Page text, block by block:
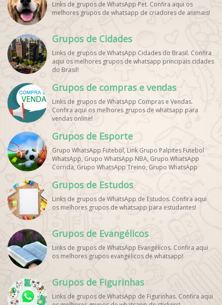
Links de grupos de WhatsApp Pet. Confira aqui os
melhores grupos de whatsapp de criadores de animais!
Grupos de Cidades
Links de grupos de WhatsApp Cidades do Brasil. Confira
aqui os melhores grupos de whatsapp principais cidades
do Brasil!
Grupos de compras e vendas
Links de grupos de WhatsApp Compras e Vendas.
Confira aqui os melhores grupos de whatsapp para
vendas online!
Grupos de Esporte
Grupo WhatsApp Futebol, Link Grupo Palpites Futebol
WhatsApp, Grupo WhatsApp NBA, Grupo WhatsApp
Corrida, Grupo WhatsApp Treino, Grupo WhatsApp
WhatsApp, Grupo de Torcedores [Nome do Time]
WhatsApp, Link de Grupos de Esporte Grátis, Grupo
WhatsApp Dicas de Treino, Grupo WhatsApp Futebol Ao
Vivo. Grupo WhatsApp Esporte, Grupos de Esporte
WhatsApp Esporte, Grupo WhatsApp Futebol, Link Grupo
Palpites Futebol WhatsApp, Grupo WhatsApp NBA,
Grupos de Estudos
Links de grupos de WhatsApp de Estudos. Confira aqui
os melhores grupos de whatsapp para estudantes!
Grupos de Evangélicos
Links de grupos de WhatsApp Evangélicos. Confira aqui
os melhores grupos evangélicos de whatsapp!
Grupos de Figurinhas
Links de grupos de WhatsApp de Figurinhas. Confira aqui